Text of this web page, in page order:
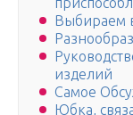
Выбираем
изделий
Самое
Юбка,